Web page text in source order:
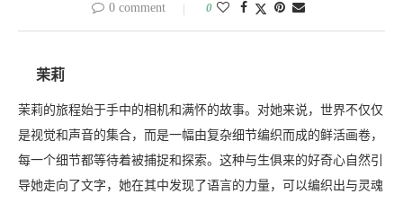
0 comment 0
茉莉
茉莉的旅程始于手中的相机和满怀的故事。对她来说，世界不仅仅
是视觉和声音的集合，而是一幅由复杂细节编织而成的鲜活画卷，
每一个细节都等待着被捕捉和探索。这种与生俱来的好奇心自然引
导她走向了文字，她在其中发现了语言的力量，可以编织出与灵魂